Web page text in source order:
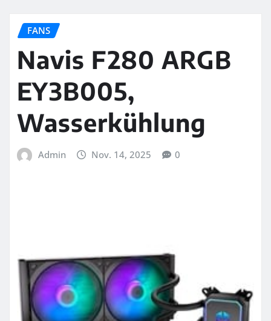
FANS
Navis F280 ARGB
EY3B005,
Wasserkühlung
Admin Nov. 14, 2025 0